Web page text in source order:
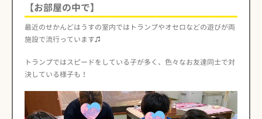
【お部屋の中で】
最近のせかんどはうすの室内ではトランプやオセロなどの遊びが両
施設で流行っています♫
トランプではスピードをしている子が多く、色々なお友達同士で対
決している様子も！